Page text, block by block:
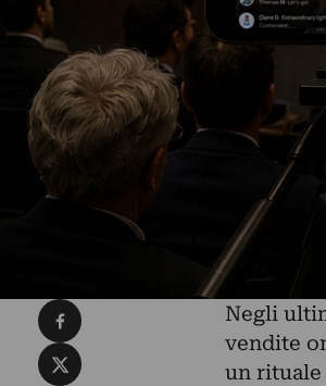
Negli
vendite
un rituale
Condividi su Facebook
Condividi su X